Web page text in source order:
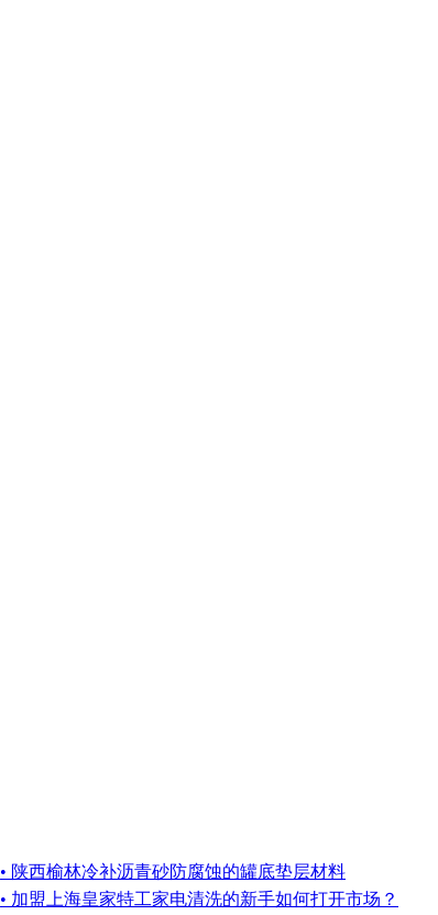
• 陕西榆林冷补沥青砂防腐蚀的罐底垫层材料
• 加盟上海皇家特工家电清洗的新手如何打开市场？